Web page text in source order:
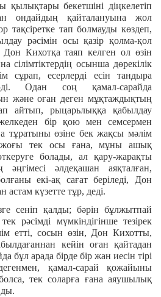
бекетшіні діңкелетіп
ондайдың қайталануына жол
тақсіретке тап болмауды көздеп,
рәсімін осы қазір қолма-қол
Кихотқа таяп келген ол өзін
сілімтіктердің осынша дөрекілік
сұрап, есерлерді есін тандыра
Одан соң қамал-сарайда
және оған деген мұқтаждықтың
айтып, рыцарьлыққа қабылдау
бір қою мен семсермен
тұратыны өзіне бек жақсы мәлім
жоғы тек осы ғана, мұны ашық
болады, ал қару-жарақты
әлдеқашан аяқталған,
екі-ақ сағат беріледі, Дон
астам күзетте тұр, деді.
сеніп қалды; бәрін бұлжытпай
рәсімді мүмкіндігінше тезірек
етті, сосын өзін, Дон Кихотты,
кейін оған қайтадан
бұл арада бірде бір жан иесін тірі
қамал-сарай қожайыны
болса, тек соларға ғана аяушылық